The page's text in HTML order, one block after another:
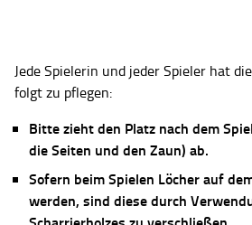
Jede Spielerin und jeder Spieler hat
folgt zu pflegen:
Bitte zieht den Platz nach dem
die Seiten und den Zaun) ab.
Sofern beim Spielen Löcher auf
werden, sind diese durch